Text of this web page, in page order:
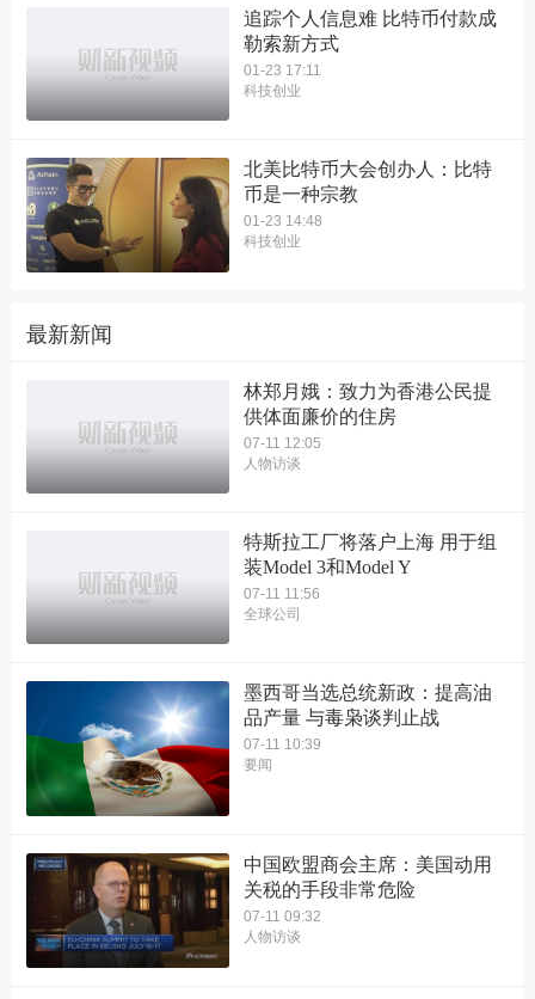
追踪个人信息难 比特币付款成
勒索新方式
01-23 17:11
科技创业
北美比特币大会创办人：比特
币是一种宗教
01-23 14:48
科技创业
最新新闻
林郑月娥：致力为香港公民提
供体面廉价的住房
07-11 12:05
人物访谈
特斯拉工厂将落户上海 用于组
装Model 3和Model Y
07-11 11:56
全球公司
墨西哥当选总统新政：提高油
品产量 与毒枭谈判止战
07-11 10:39
要闻
中国欧盟商会主席：美国动用
关税的手段非常危险
07-11 09:32
人物访谈